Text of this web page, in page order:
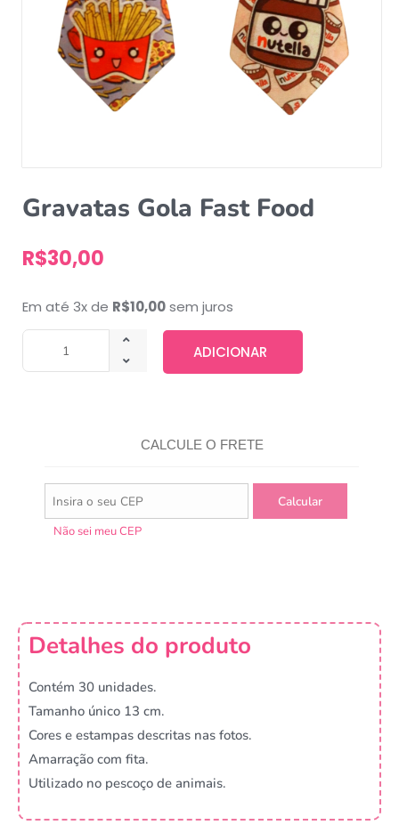
Gravatas Gola Fast Food
R$30,00
Em até 3x de R$10,00sem juros
ADICIONAR
CALCULE O FRETE
Não sei meu CEP
Detalhes do produto
Contém 30 unidades.
Tamanho único 13 cm.
Cores e estampas descritas nas fotos.
Amarração com fita.
Utilizado no pescoço de animais.